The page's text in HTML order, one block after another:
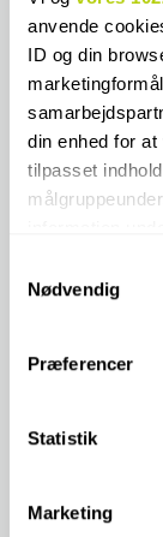
anvende
ID og din
din enhed for
tilpasset
indstillinger fra
Hvis du tillader
kan være
Dine valg
Nødvendig
Præferencer
Statistik
Marketing
FRAKR. 700,00